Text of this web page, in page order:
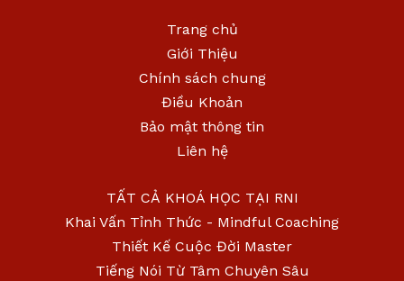
Trang chủ
Giới Thiệu
Chính sách chung
Điều Khoản
Bảo mật thông tin
Liên hệ
TẤT CẢ KHOÁ HỌC TẠI RNI
Khai Vấn Tỉnh Thức - Mindful Coaching
Thiết Kế Cuộc Đời Master
Tiếng Nói Từ Tâm Chuyên Sâu